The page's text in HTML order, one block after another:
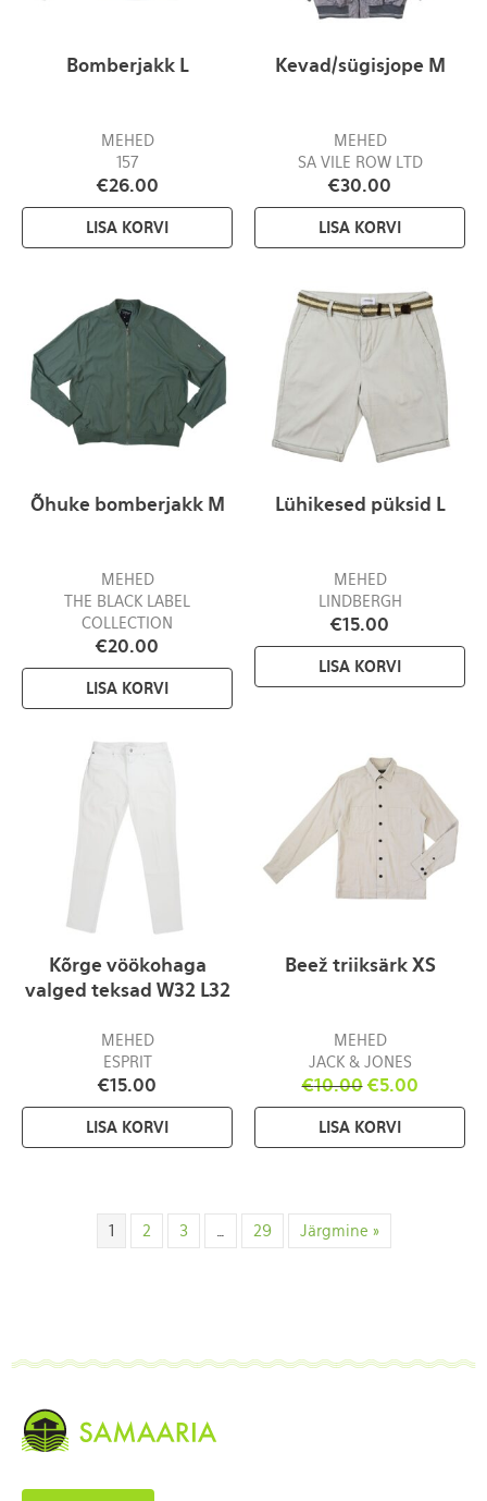
Bomberjakk L
MEHED
157
€26.00
LISA KORVI
Kevad/sügisjope M
MEHED
SA VILE ROW LTD
€30.00
LISA KORVI
Õhuke bomberjakk M
MEHED
THE BLACK LABEL
COLLECTION
€20.00
LISA KORVI
Lühikesed püksid L
MEHED
LINDBERGH
€15.00
LISA KORVI
Kõrge vöökohaga
valged teksad W32 L32
MEHED
ESPRIT
€15.00
LISA KORVI
Beež triiksärk XS
MEHED
JACK & JONES
€10.00 €5.00
LISA KORVI
1 2 3 … 29 Järgmine »